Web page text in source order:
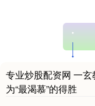
专业炒股配资网 一
为“最渴慕”的得胜